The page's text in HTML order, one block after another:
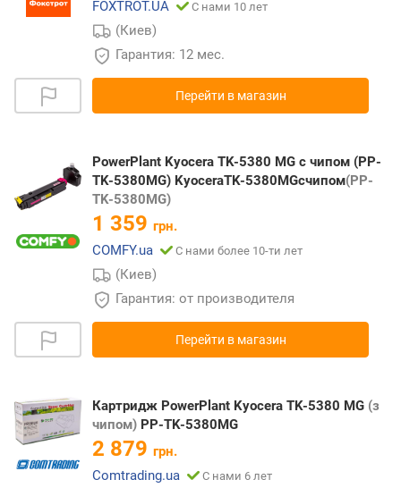
FOXTROT.UA
С нами 10 лет
(Киев)
Гарантия: 12 мес.
Перейти в магазин
PowerPlant Kyocera TK-5380 MG с чипом (PP-
TK-5380MG) KyoceraTK-5380MGсчипом(PP-
TK-5380MG)
1 359 грн.
COMFY.ua
С нами более 10-ти лет
(Киев)
Гарантия: от производителя
Перейти в магазин
Картридж PowerPlant Kyocera TK-5380 MG (з
чипом) PP-TK-5380MG
2 879 грн.
Comtrading.ua
С нами 6 лет